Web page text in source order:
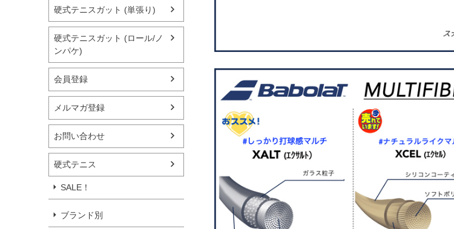
硬式テニスガット (単張り)
硬式テニスガット (ロール/ノ
ンパケ)
会員登録
メルマガ登録
お問い合わせ
硬式テニス
SALE！
ブランド別